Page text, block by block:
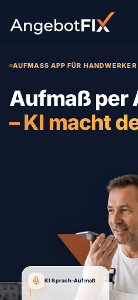
AUFMASS APP FÜR HANDWERKER
Aufmaß per
– KI macht
KI Sprach-Aufmaß